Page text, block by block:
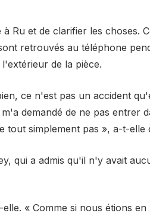
Ru et de clarifier les choses.
retrouvés au téléphone
de la pièce.
ce n'est pas un accident
demandé de ne pas entrer
tout simplement pas », a-t-elle
qui a admis qu'il n'y avait
« Comme si nous étions en